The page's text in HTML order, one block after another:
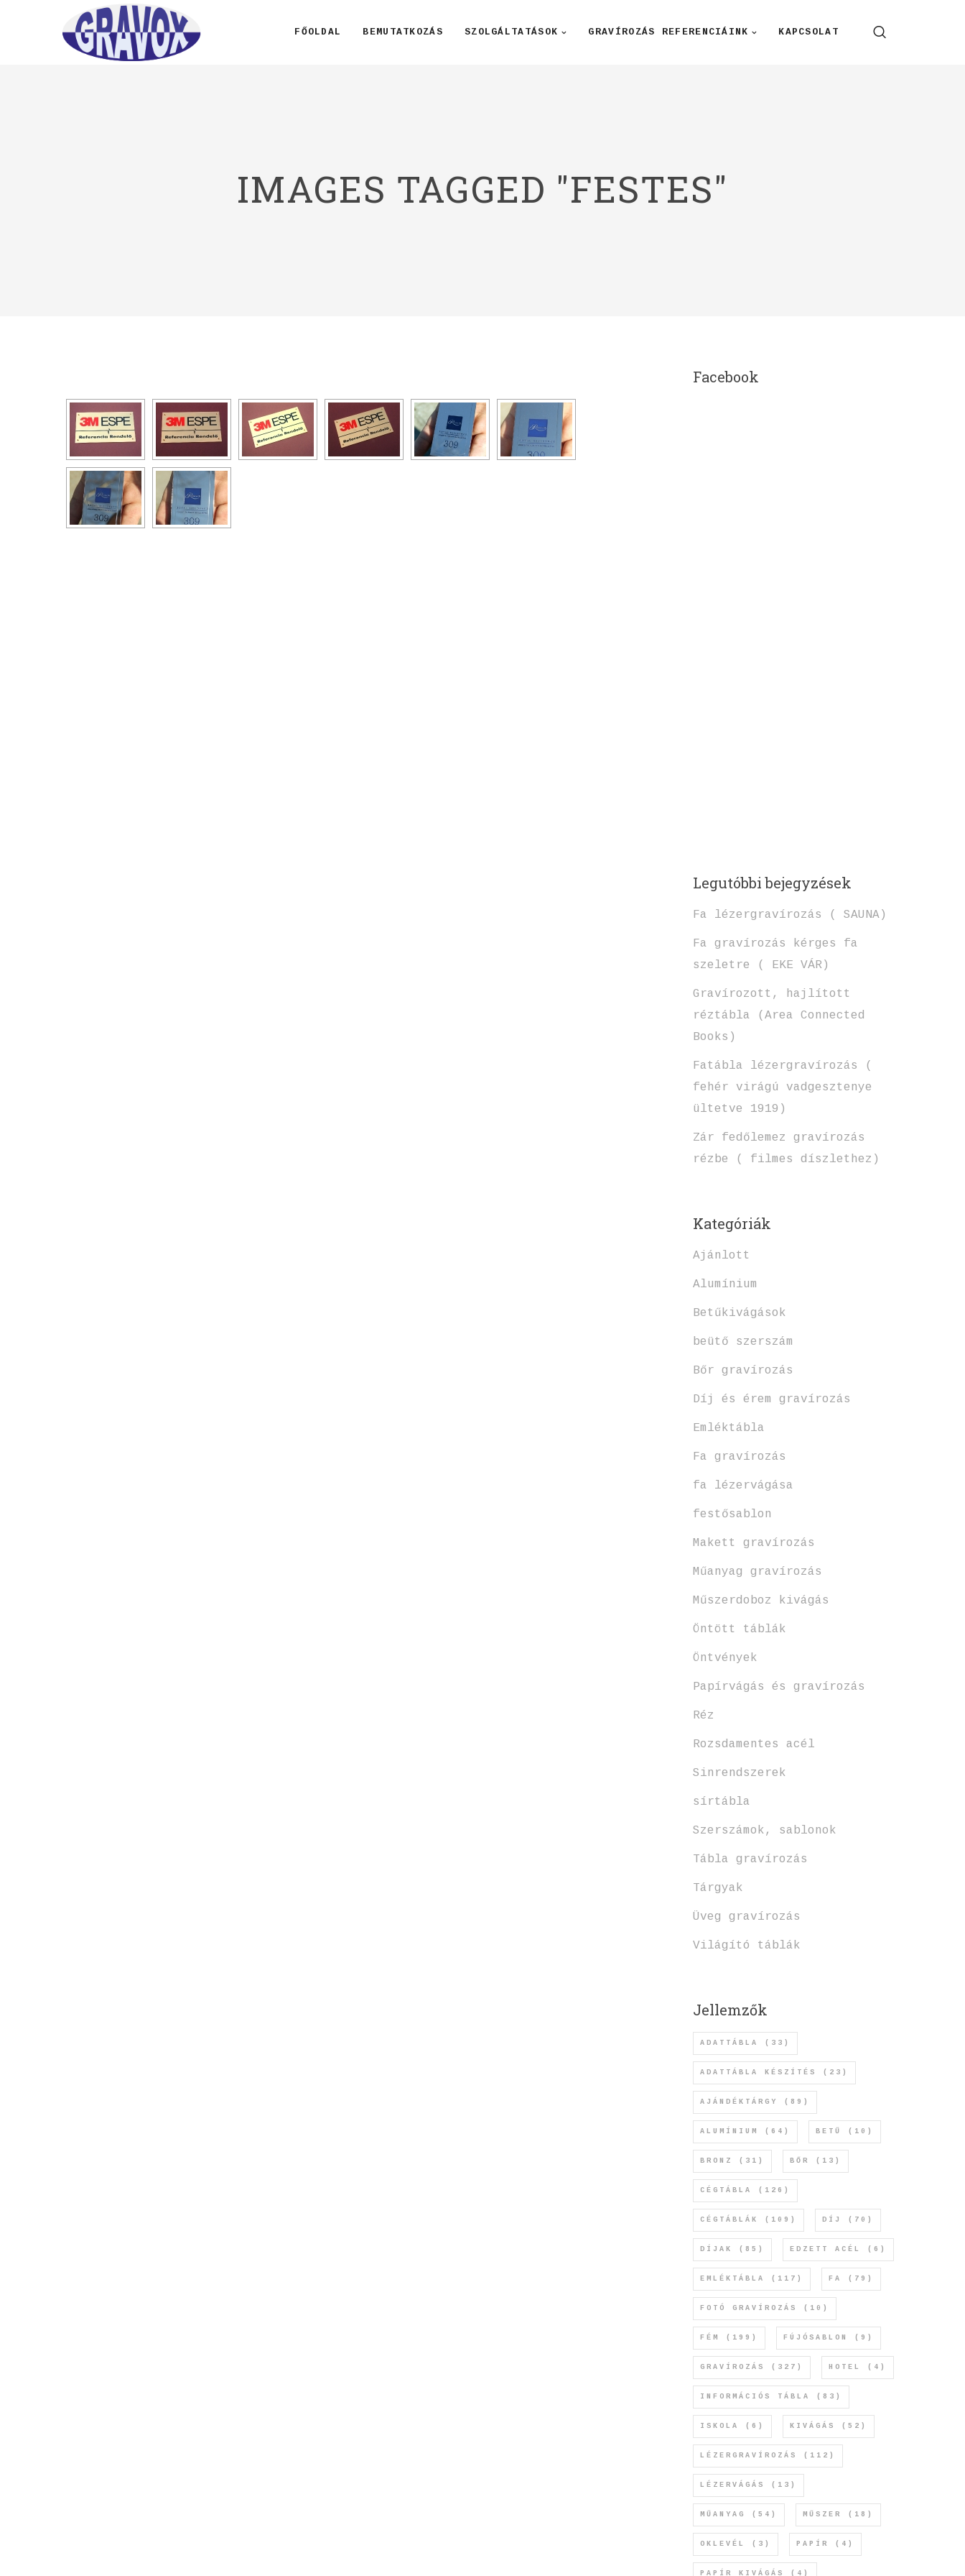
FŐOLDAL BEMUTATKOZÁS SZOLGÁLTATÁSOK GRAVÍROZÁS REFERENCIÁINK KAPCSOLAT
IMAGES TAGGED "FESTES"
Facebook
Legutóbbi bejegyzések
Fa lézergravírozás ( SAUNA)
Fa gravírozás kérges fa
szeletre ( EKE VÁR)
Gravírozott, hajlított
réztábla (Area Connected
Books)
Fatábla lézergravírozás (
fehér virágú vadgesztenye
ültetve 1919)
Zár fedőlemez gravírozás
rézbe ( filmes díszlethez)
Kategóriák
Ajánlott
Alumínium
Betűkivágások
beütő szerszám
Bőr gravírozás
Díj és érem gravírozás
Emléktábla
Fa gravírozás
fa lézervágása
festősablon
Makett gravírozás
Műanyag gravírozás
Műszerdoboz kivágás
Öntött táblák
Öntvények
Papírvágás és gravírozás
Réz
Rozsdamentes acél
Sinrendszerek
sírtábla
Szerszámok, sablonok
Tábla gravírozás
Tárgyak
Üveg gravírozás
Világító táblák
Jellemzők
ADATTÁBLA (33)
ADATTÁBLA KÉSZÍTÉS (23)
AJÁNDÉKTÁRGY (89)
ALUMÍNIUM (64) BETŰ (10)
BRONZ (31) BŐR (13)
CÉGTÁBLA (126)
CÉGTÁBLÁK (109) DÍJ (70)
DÍJAK (85) EDZETT ACÉL (6)
EMLÉKTÁBLA (117) FA (79)
FOTÓ GRAVÍROZÁS (10)
FÉM (199) FÚJÓSABLON (9)
GRAVÍROZÁS (327) HOTEL (4)
INFORMÁCIÓS TÁBLA (83)
ISKOLA (6) KIVÁGÁS (52)
LÉZERGRAVÍROZÁS (112)
LÉZERVÁGÁS (13)
MŰANYAG (54) MŰSZER (18)
OKLEVÉL (3) PAPÍR (4)
PAPÍR KIVÁGÁS (4)